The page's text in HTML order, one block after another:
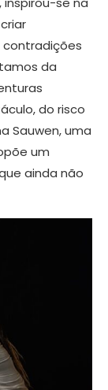
contradições
da
do risco
Sauwen, uma
um
ainda não